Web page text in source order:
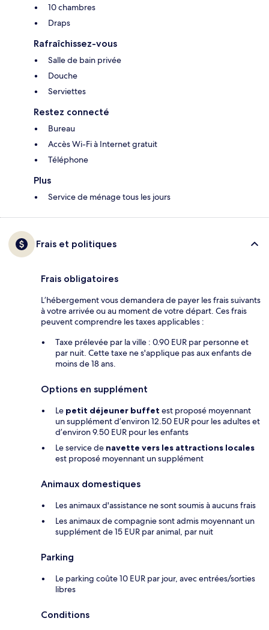
10 chambres
Draps
Rafraîchissez-vous
Salle de bain privée
Douche
Serviettes
Restez connecté
Bureau
Accès Wi-Fi à Internet gratuit
Téléphone
Plus
Service de ménage tous les jours
Frais et politiques
Frais obligatoires
L’hébergement vous demandera de payer les frais suivants
à votre arrivée ou au moment de votre départ. Ces frais
peuvent comprendre les taxes applicables :
Taxe prélevée par la ville : 0.90 EUR par personne et
par nuit. Cette taxe ne s'applique pas aux enfants de
moins de 18 ans.
Options en supplément
Le petit déjeuner buffet est proposé moyennant
un supplément d’environ 12.50 EUR pour les adultes et
d’environ 9.50 EUR pour les enfants
Le service de navette vers les attractions locales
est proposé moyennant un supplément
Animaux domestiques
Les animaux d'assistance ne sont soumis à aucuns frais
Les animaux de compagnie sont admis moyennant un
supplément de 15 EUR par animal, par nuit
Parking
Le parking coûte 10 EUR par jour, avec entrées/sorties
libres
Conditions